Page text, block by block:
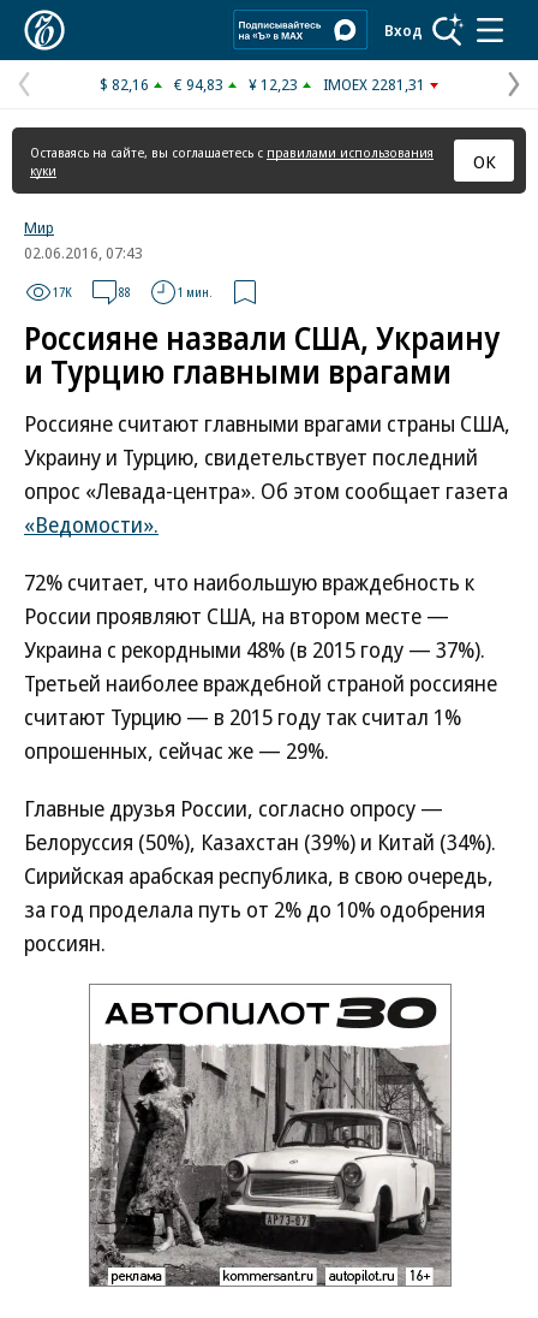
Вход
Предыдущая
страница
$ 82,16 € 94,83 ¥ 12,23 IMOEX 2281,31
Оставаясь на сайте, вы соглашаетесь с правилами использования
куки
ОК
Мир
02.06.2016, 07:43
17K 88 1 мин.
Россияне назвали США, Украину
и Турцию главными врагами
Россияне считают главными врагами страны США,
Украину и Турцию, свидетельствует последний
опрос «Левада-центра». Об этом сообщает газета
«Ведомости».
72% считает, что наибольшую враждебность к
России проявляют США, на втором месте —
Украина с рекордными 48% (в 2015 году — 37%).
Третьей наиболее враждебной страной россияне
считают Турцию — в 2015 году так считал 1%
опрошенных, сейчас же — 29%.
Главные друзья России, согласно опросу —
Белоруссия (50%), Казахстан (39%) и Китай (34%).
Сирийская арабская республика, в свою очередь,
за год проделала путь от 2% до 10% одобрения
россиян.